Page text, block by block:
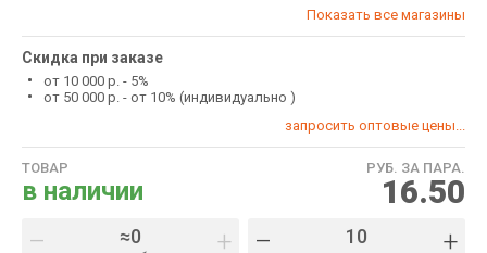
Показать все магазины
Скидка при заказе
от 10 000 р. - 5%
от 50 000 р. - от 10% (индивидуально )
запросить оптовые цены...
ТОВАР
в наличии
РУБ. ЗА ПАРА.
16.50
– + – +